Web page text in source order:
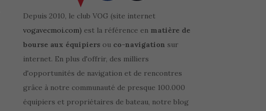
Depuis 2010, le club VOG (site internet
vogavecmoi.com) est la référence en matière de
bourse aux équipiersou co-navigation sur
internet. En plus d'offrir, des milliers
d'opportunités de navigation et de rencontres
grâce à notre communauté de presque 100.000
équipiers et propriétaires de bateau, notre blog